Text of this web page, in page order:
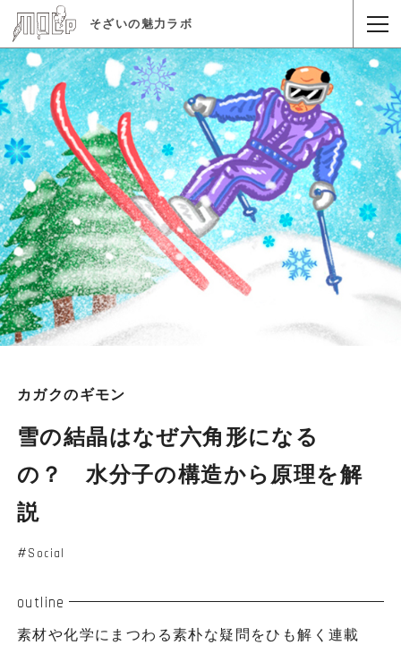
そざいの魅力ラボ
カガクのギモン
雪の結晶はなぜ六角形になる
の？ 水分子の構造から原理を解
説
Social
outline
素材や化学にまつわる素朴な疑問をひも解く連載